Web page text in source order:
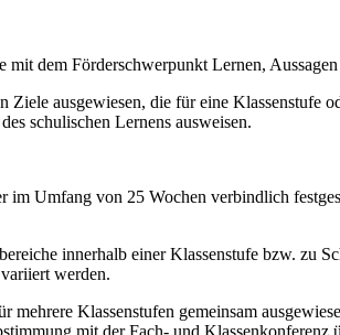
dem Förderschwerpunkt Lernen,
ausgewiesen, die für eine Klassenstufe
schulischen Lernens ausweisen.
Umfang von 25 Wochen verbindlich
innerhalb einer Klassenstufe bzw. zu
werden.
Klassenstufen gemeinsam